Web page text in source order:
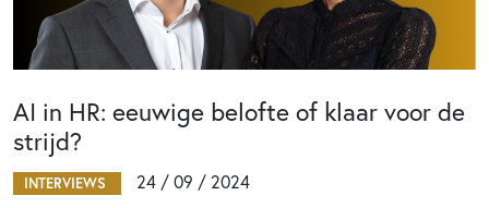
AI in HR: eeuwige belofte of klaar voor de
strijd?
INTERVIEWS 24 / 09 / 2024